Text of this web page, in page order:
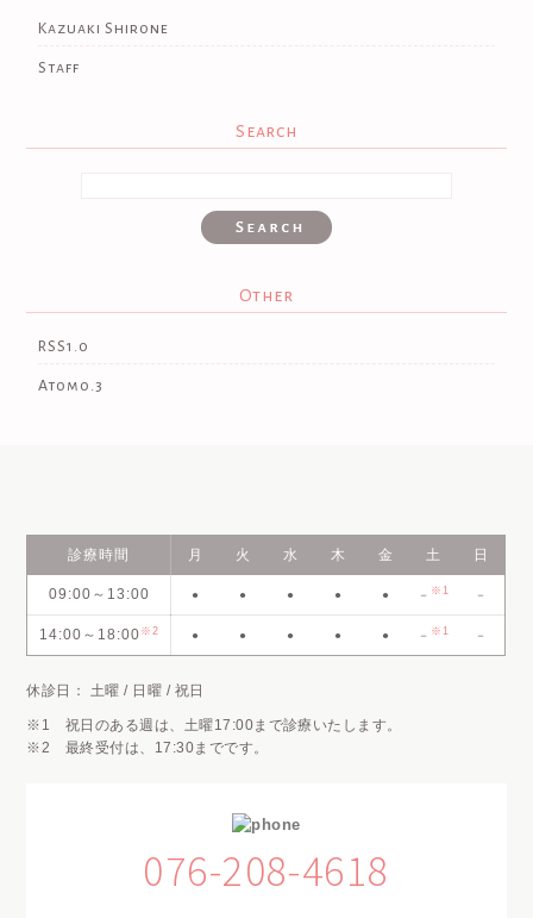
Kazuaki Shirone
Staff
Search
Other
RSS1.0
Atom0.3
診療時間 月 火 水 木 金 土 日
09:00～13:00 ● ● ● ● ● － ※1 －
14:00～18:00 ※2 ● ● ● ● ● － ※1 －
休診日： 土曜 / 日曜 / 祝日
※1 祝日のある週は、土曜17:00まで診療いたします。
※2 最終受付は、17:30までです。
076-208-4618